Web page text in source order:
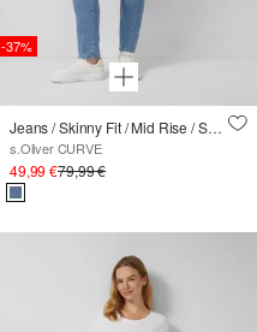
-37%
Jeans / Skinny Fit / Mid Rise / Skinny Leg / Effet Destroyed
s.Oliver CURVE
49,99 €79,99 €